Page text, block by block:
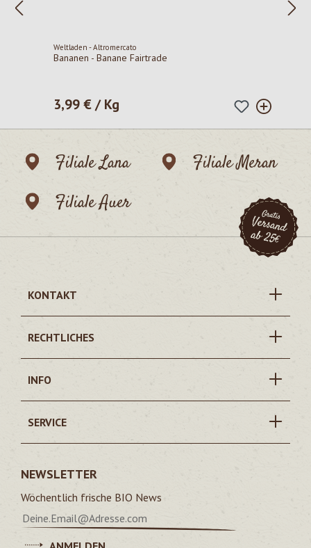
Weltladen - Altromercato
Bananen - Banane Fairtrade
Regulärer Preis:
3,99 € / Kg
Filiale Lana
Filiale Meran
Filiale Auer
KONTAKT
RECHTLICHES
INFO
SERVICE
NEWSLETTER
Wöchentlich frische BIO News